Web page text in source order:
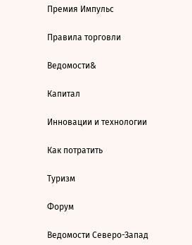
Премия Импульс
Правила торговли
Ведомости&
Капитал
Инновации и технологии
Как потратить
Туризм
Форум
Ведомости Северо-Запад